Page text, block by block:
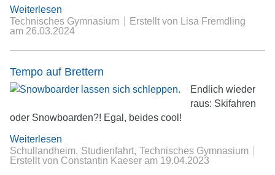
Weiterlesen
Technisches Gymnasium
Erstellt von Lisa Fremdling
am 26.03.2024
Tempo auf Brettern
Endlich wieder
raus: Skifahren
oder Snowboarden?! Egal, beides cool!
Weiterlesen
Schullandheim Studienfahrt Technisches Gymnasium
Erstellt von Constantin Kaeser am 19.04.2023